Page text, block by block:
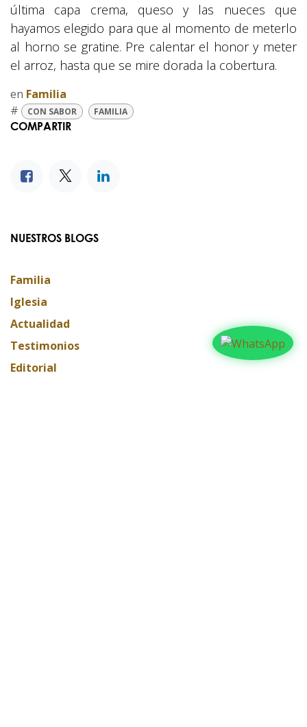
última capa crema, queso y las nueces que
hayamos elegido para que al momento de meterlo
al horno se gratine. Pre calentar el honor y meter
el arroz, hasta que se mire dorada la cobertura.
en Familia
#
CON SABOR FAMILIA
COMPARTIR
NUESTROS BLOGS
Familia
Iglesia
Actualidad
Testimonios
Editorial